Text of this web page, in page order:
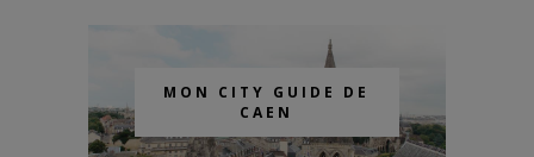
MON CITY GUIDE DE
CAEN